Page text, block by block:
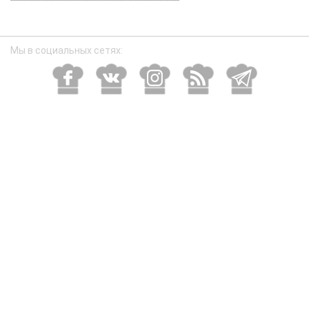
Мы в социальных сетях: